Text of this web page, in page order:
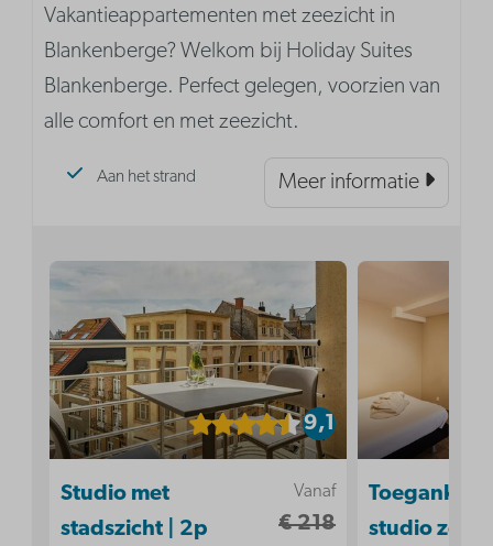
Vakantieappartementen met zeezicht in
Blankenberge? Welkom bij Holiday Suites
Blankenberge. Perfect gelegen, voorzien van
alle comfort en met zeezicht.
Aan het strand Meer informatie
9,1
Vanaf
€ 218
Studio met
stadszicht | 2p
studio